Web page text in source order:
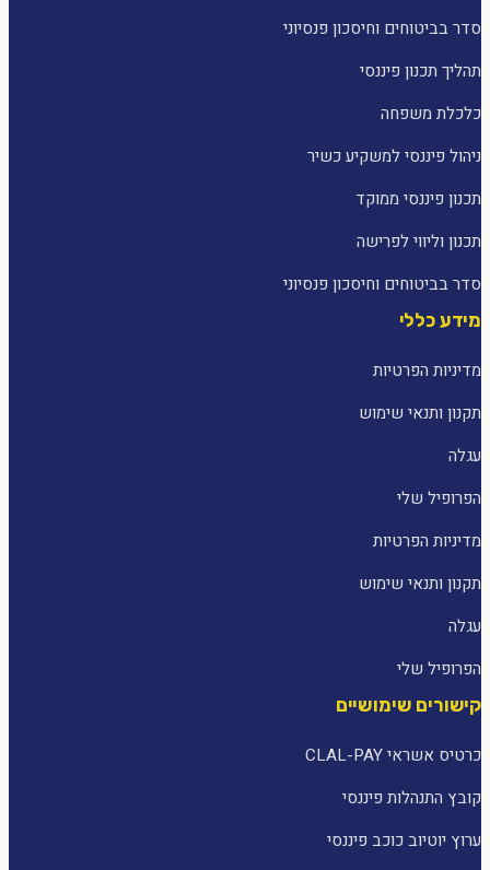
סדר בביטוחים וחיסכון פנסיוני
תהליך תכנון פיננסי
כלכלת משפחה
ניהול פיננסי למשקיע כשיר
תכנון פיננסי ממוקד
תכנון וליווי לפרישה
סדר בביטוחים וחיסכון פנסיוני
מידע כללי
מדיניות הפרטיות
תקנון ותנאי שימוש
עגלה
הפרופיל שלי
מדיניות הפרטיות
תקנון ותנאי שימוש
עגלה
הפרופיל שלי
קישורים שימושיים
כרטיס אשראי CLAL-PAY
קובץ התנהלות פיננסי
ערוץ יוטיוב כוכב פיננסי